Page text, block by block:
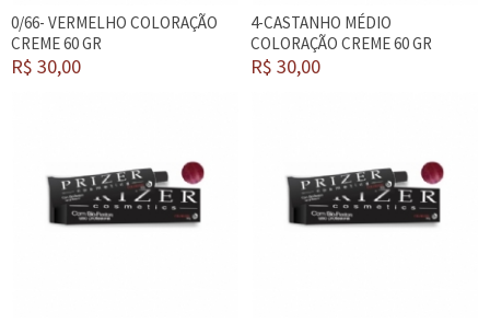
0/66- VERMELHO COLORAÇÃO
CREME 60 GR
R$ 30,00
4-CASTANHO MÉDIO
COLORAÇÃO CREME 60 GR
R$ 30,00